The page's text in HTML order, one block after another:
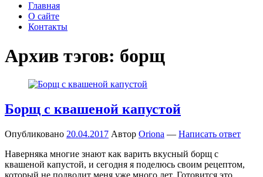
Главная
О сайте
Контакты
Архив тэгов: борщ
Борщ с квашеной капустой
Опубликовано 20.04.2017 Автор Oriona — Написать ответ
Наверняка многие знают как варить вкусный борщ с
квашеной капустой, и сегодня я поделюсь своим рецептом,
который не подводит меня уже много лет. Готовится это